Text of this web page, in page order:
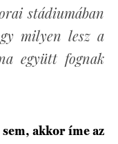
stádiumában
milyen lesz a
együtt fognak
akkor íme az